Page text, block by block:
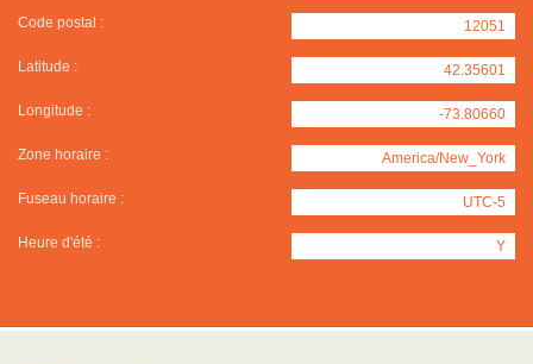
Code postal : 12051
Latitude : 42.35601
Longitude : -73.80660
Zone horaire : America/New_York
Fuseau horaire : UTC-5
Heure d'été : Y